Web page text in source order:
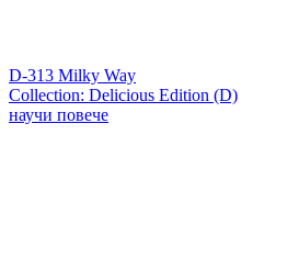
D-313 Milky Way
Collection: Delicious Edition (D)
научи повече